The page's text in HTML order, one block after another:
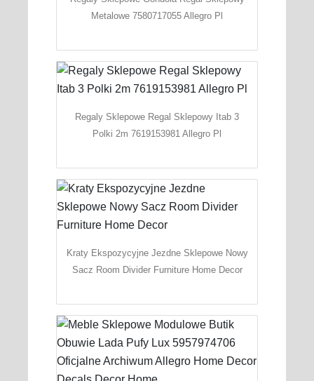
Metalowe 7580717055 Allegro Pl
Regaly Sklepowe Regal Sklepowy Itab 3
Polki 2m 7619153981 Allegro Pl
Kraty Ekspozycyjne Jezdne Sklepowe Nowy
Sacz Room Divider Furniture Home Decor